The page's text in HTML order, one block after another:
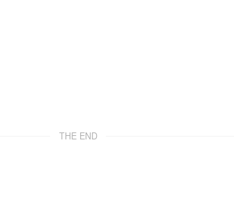
THE END